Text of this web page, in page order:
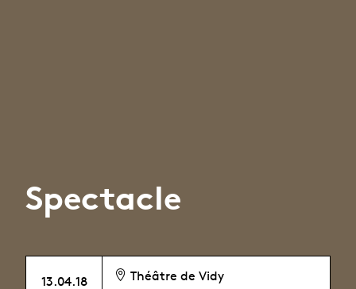
Spectacle
13.04.18
Théâtre de Vidy